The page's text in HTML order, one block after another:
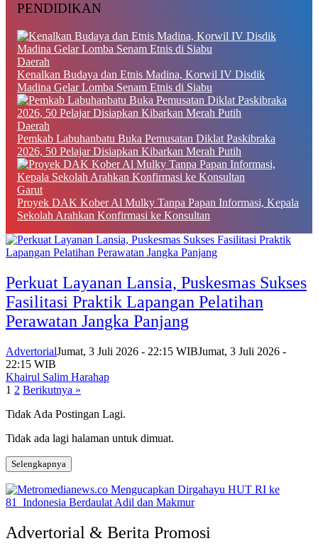
PENDIDIKAN
Daerah
Kenalkan Budaya dan Etnis Madina, Korwil IV Disdik
Madina Gelar Lomba Senam Etnis di Siabu
Daerah
Pemkab Labuhanbatu Buka Pemusatan Diklat Paskibraka
2026, 50 Pelajar Disiapkan Kibarkan Merah Putih
Garut
Proyek DAK Kober Al Mulky Tanpa Papan Informasi, Kepala
Sekolah Arahkan Konfirmasi ke Konsultan
Perkuat Layanan Lansia, Puskesmas Sukses
Fasilitasi Praktik Lapangan Pelatihan
Perawatan Jangka Panjang
AdvertorialJumat, 3 Juli 2026 - 22:15 WIBJumat, 3 Juli 2026 -
22:15 WIB
Khairul Salim Harahap
Paginasi
pos
1 2 Berikutnya »
Tidak Ada Postingan Lagi.
Tidak ada lagi halaman untuk dimuat.
Selengkapnya
Advertorial & Berita Promosi